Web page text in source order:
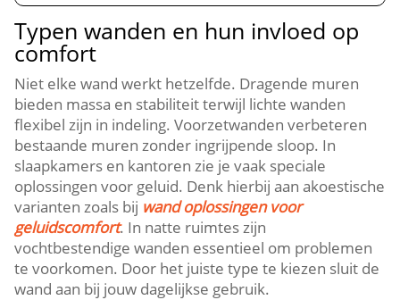
Typen wanden en hun invloed op
comfort
Niet elke wand werkt hetzelfde.​ Dragende muren
bieden massa en stabiliteit terwijl lichte wanden
flexibel zijn in indeling.​ Voorzetwanden verbeteren
bestaande muren zonder ingrijpende sloop.​ In
slaapkamers en kantoren zie je vaak speciale
oplossingen voor geluid.​ Denk hierbij aan akoestische
varianten zoals bij wand oplossingen voor
geluidscomfort.​ In natte ruimtes zijn
vochtbestendige wanden essentieel om problemen
te voorkomen.​ Door het juiste type te kiezen sluit de
wand aan bij jouw dagelijkse gebruik.​